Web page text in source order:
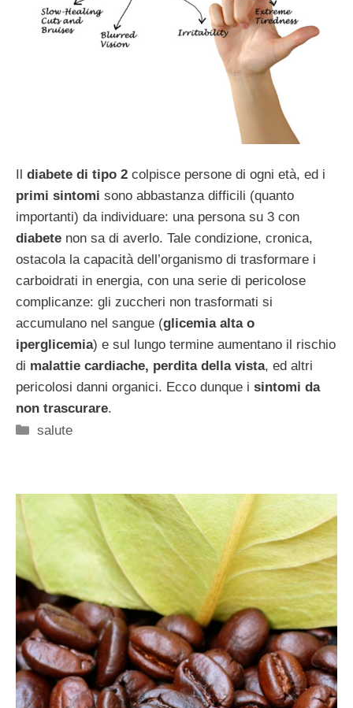
diabete di tipo 2 colpisce persone di ogni età, ed i
primi sintomi sono abbastanza difficili (quanto
importanti) da individuare: una persona su 3 con
diabete non sa di averlo. Tale condizione, cronica,
ostacola la capacità dell’organismo di trasformare i
carboidrati in energia, con una serie di pericolose
complicanze: gli zuccheri non trasformati si
accumulano nel sangue (glicemia alta o
iperglicemia) e sul lungo termine aumentano il rischio
di malattie cardiache, perdita della vista, ed altri
pericolosi danni organici. Ecco dunque i sintomi da
non trascurare.
Categorie
salute